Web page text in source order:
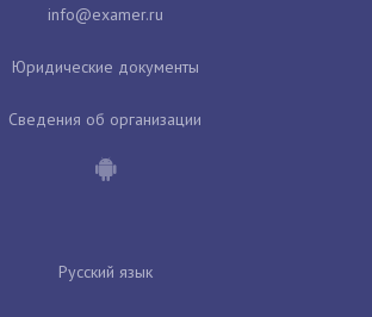
Юридические документы
Сведения об организации
Русский язык